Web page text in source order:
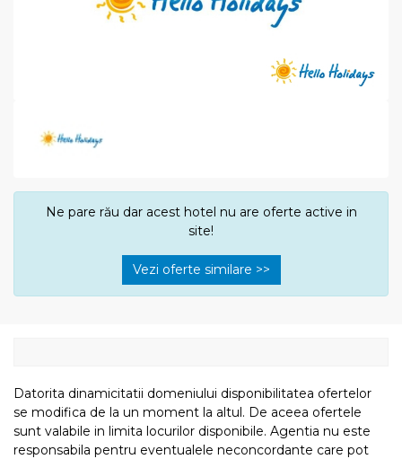
Ne pare rău dar acest hotel nu are oferte active in
site!
Vezi oferte similare >>
Datorita dinamicitatii domeniului disponibilitatea ofertelor
se modifica de la un moment la altul. De aceea ofertele
sunt valabile in limita locurilor disponibile. Agentia nu este
responsabila pentru eventualele neconcordante care pot